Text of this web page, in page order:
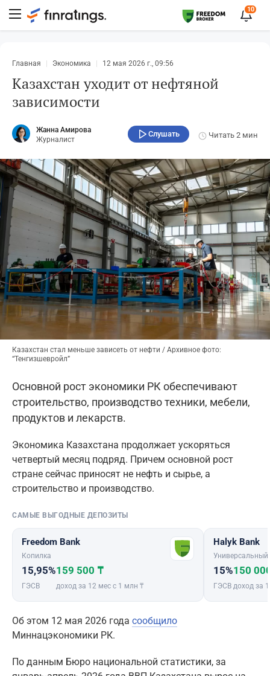
10
Главная Экономика 12 мая 2026 г., 09:56
Казахстан уходит от нефтяной
зависимости
Жанна Амирова
Журналист
Слушать Читать 2 мин
Казахстан стал меньше зависеть от нефти / Архивное фото:
“Тенгизшевройл”
Основной рост экономики РК обеспечивают
строительство, производство техники, мебели,
продуктов и лекарств.
Экономика Казахстана продолжает ускоряться
четвертый месяц подряд. Причем основной рост
стране сейчас приносят не нефть и сырье, а
строительство и производство.
САМЫЕ ВЫГОДНЫЕ ДЕПОЗИТЫ
Freedom Bank
Копилка
15,95%
ГЭСВ
159 500 ₸
доход за 12 мес с 1 млн ₸
Halyk Bank
Универсальный
15%
ГЭСВ
150
доход за
Об этом 12 мая 2026 года сообщило
Миннацэкономики РК.
По данным Бюро национальной статистики, за